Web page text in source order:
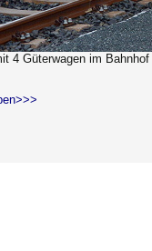
4 Güterwagen im